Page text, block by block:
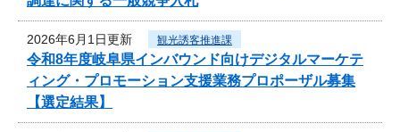
2026年6月1日更新 観光誘客推進課
令和8年度岐阜県インバウンド向けデジタルマーケテ
ィング・プロモーション支援業務プロポーザル募集
【選定結果】